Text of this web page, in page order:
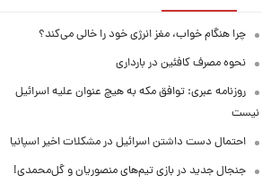
چرا هنگام خواب، مغز انرژی خود را خالی می‌کند؟
نحوه مصرف کافئین در بارداری
روزنامه عبری: توافق مکه به هیچ عنوان علیه اسرائیل
نیست
احتمال دست داشتن اسرائیل در مشکلات اخیر اسپانیا
جنجال جدید در بازی تیم‌های منصوریان و گل‌محمدی!